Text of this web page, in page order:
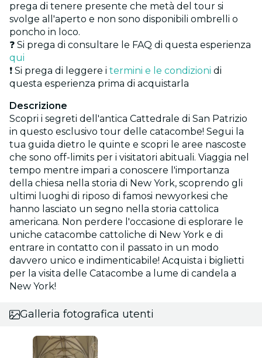
prega di tenere presente che metà del tour si
svolge all'aperto e non sono disponibili ombrelli o
poncho in loco.
❓ Si prega di consultare le FAQ di questa esperienza
qui
❗ Si prega di leggere i termini e le condizioni di
questa esperienza prima di acquistarla
Descrizione
Scopri i segreti dell'antica Cattedrale di San Patrizio
in questo esclusivo tour delle catacombe! Segui la
tua guida dietro le quinte e scopri le aree nascoste
che sono off-limits per i visitatori abituali. Viaggia nel
tempo mentre impari a conoscere l'importanza
della chiesa nella storia di New York, scoprendo gli
ultimi luoghi di riposo di famosi newyorkesi che
hanno lasciato un segno nella storia cattolica
americana. Non perdere l'occasione di esplorare le
uniche catacombe cattoliche di New York e di
entrare in contatto con il passato in un modo
davvero unico e indimenticabile! Acquista i biglietti
per la visita delle Catacombe a lume di candela a
New York!
Galleria fotografica utenti